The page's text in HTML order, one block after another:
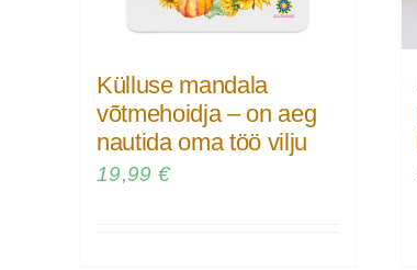
Külluse mandala
võtmehoidja – on aeg
nautida oma töö vilju
19,99 €